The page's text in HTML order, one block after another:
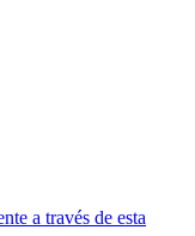
a través de esta